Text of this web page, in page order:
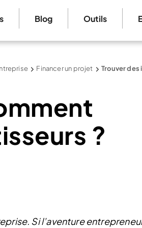
Blog Outils
Financer un projet Trouver des
?
Si l’aventure